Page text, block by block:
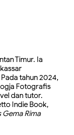
Timur. Ia
tahun 2024,
Fotografis
dan tutor.
Indie Book,
Gema Rima